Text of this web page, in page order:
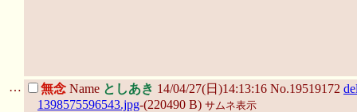
… 無念 Name としあき 14/04/27(日)14:13:16 No.19519172
1398575596543.jpg-(220490 B) サムネ表示